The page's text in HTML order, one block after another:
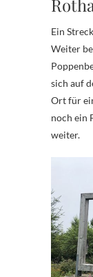
Ein
Weiter
sich auf
Ort für
noch ein
weiter.